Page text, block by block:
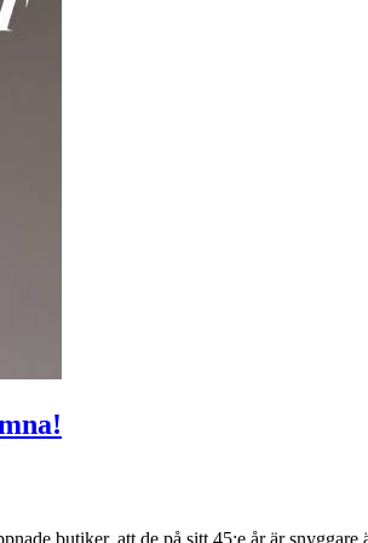
butiker, att de på sitt 45:e år är